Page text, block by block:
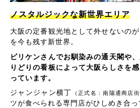
ノスタルジックな新世界エリア
大阪の定番観光地として外せないの
を今も残す新世界。
ビリケンさんでお馴染みの通天閣や
りどりの看板によって大阪らしさを
っています。
ジャンジャン横丁
（正式名：南陽通商店街
ツが食べられる専門店がひしめき合っ